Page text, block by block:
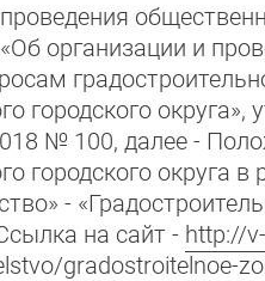
организации и
городского
№ 100, далее -
городского округа в
-
на сайт - http://
gradostroitelnoe-